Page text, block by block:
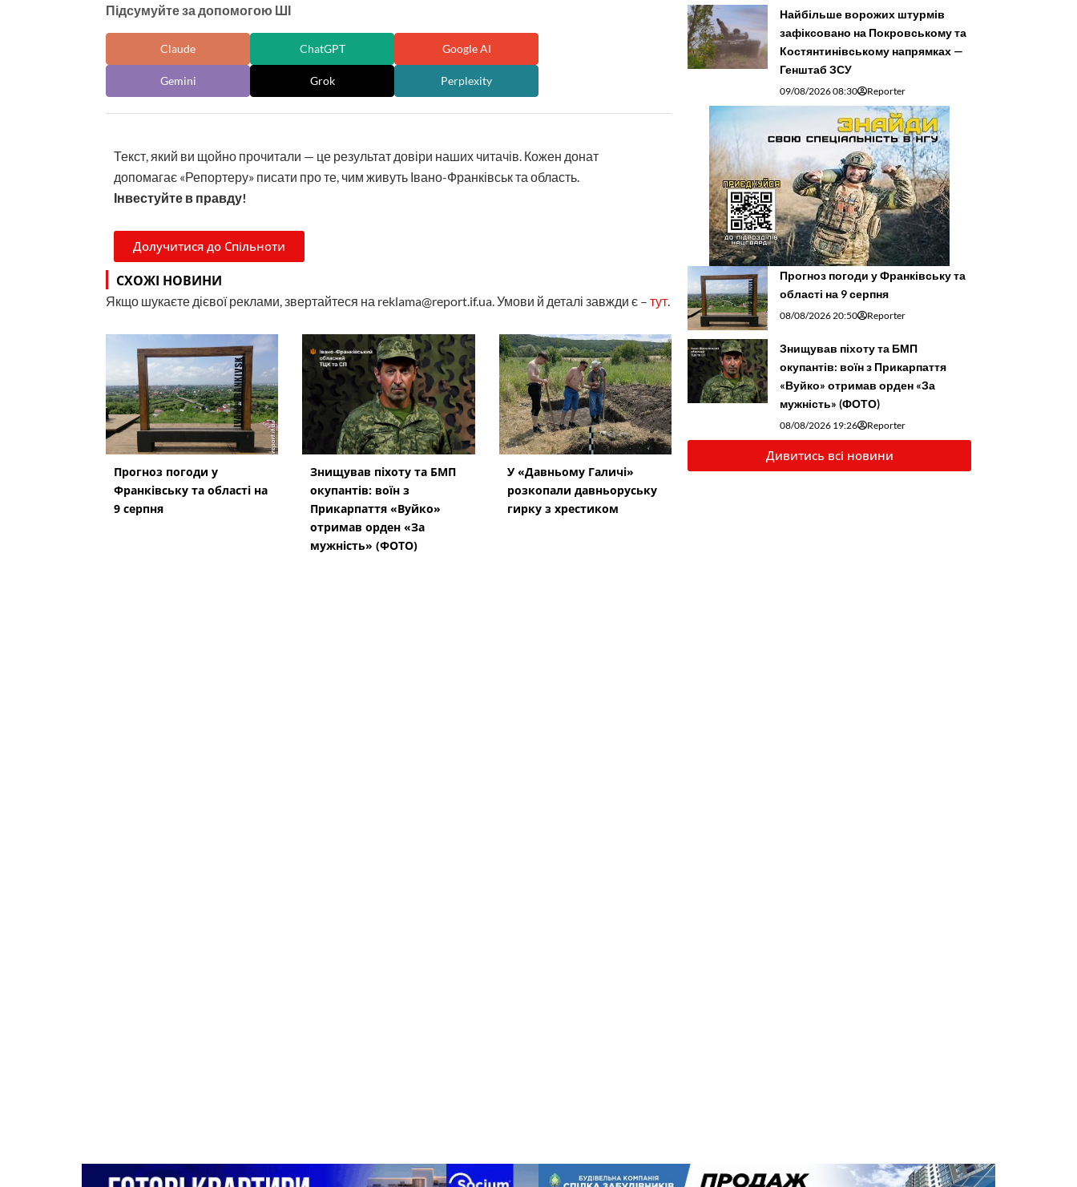
Підсумуйте за допомогою ШІ
Claude ChatGPT Google AI
Gemini Grok Perplexity
Текст, який ви щойно прочитали — це результат довіри наших читачів. Кожен донат
допомагає «Репортеру» писати про те, чим живуть Івано-Франківськ та область.
Інвестуйте в правду!
Долучитися до Спільноти
СХОЖІ НОВИНИ
Якщо шукаєте дієвої реклами, звертайтеся на reklama@report.if.ua. Умови й деталі завжди є – тут.
Прогноз погоди у
Франківську та області на
9 серпня
Знищував піхоту та БМП
окупантів: воїн з
Прикарпаття «Вуйко»
отримав орден «За
мужність» (ФОТО)
У «Давньому Галичі»
розкопали давньоруську
гирку з хрестиком
Найбільше ворожих штурмів
зафіксовано на Покровському та
Костянтинівському напрямках —
Генштаб ЗСУ
09/08/2026 08:30 Reporter
Прогноз погоди у Франківську та
області на 9 серпня
08/08/2026 20:50 Reporter
Знищував піхоту та БМП
окупантів: воїн з Прикарпаття
«Вуйко» отримав орден «За
мужність» (ФОТО)
08/08/2026 19:26 Reporter
Дивитись всі новини